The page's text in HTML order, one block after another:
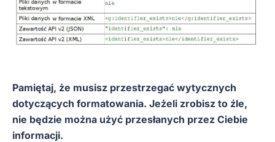
Pamiętaj, że musisz przestrzegać wytycznych
dotyczących formatowania. Jeżeli zrobisz to źle,
nie będzie można użyć przesłanych przez Ciebie
informacji.